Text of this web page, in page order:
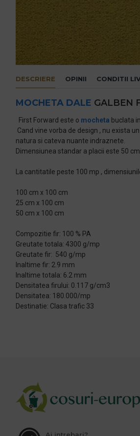
DESCRIERE OPINII CONDITII
MOCHETA DALE GALBEN
First Forward este o mocheta buclata
Cand vine vorba de design , nu exista
natura si cateva nuante indraznete.
Dimensiunea standar a placii este 50
La cantitatile peste 100 mp ,
100 cm x 100 cm
25 cm x 100 cm
50 cm x 100 cm
Compozitie fir: 100 % PA
Greutate totala: 4300 g/mp
Greutate fir: 540 g/mp
Inaltime fir: 2.9 mm
Inaltime totala: 6.2 mm
Densitatea firului: 0.117 g/cm3
Densitatea: 180.000/mp
Destinatie: Clasa trafic 33